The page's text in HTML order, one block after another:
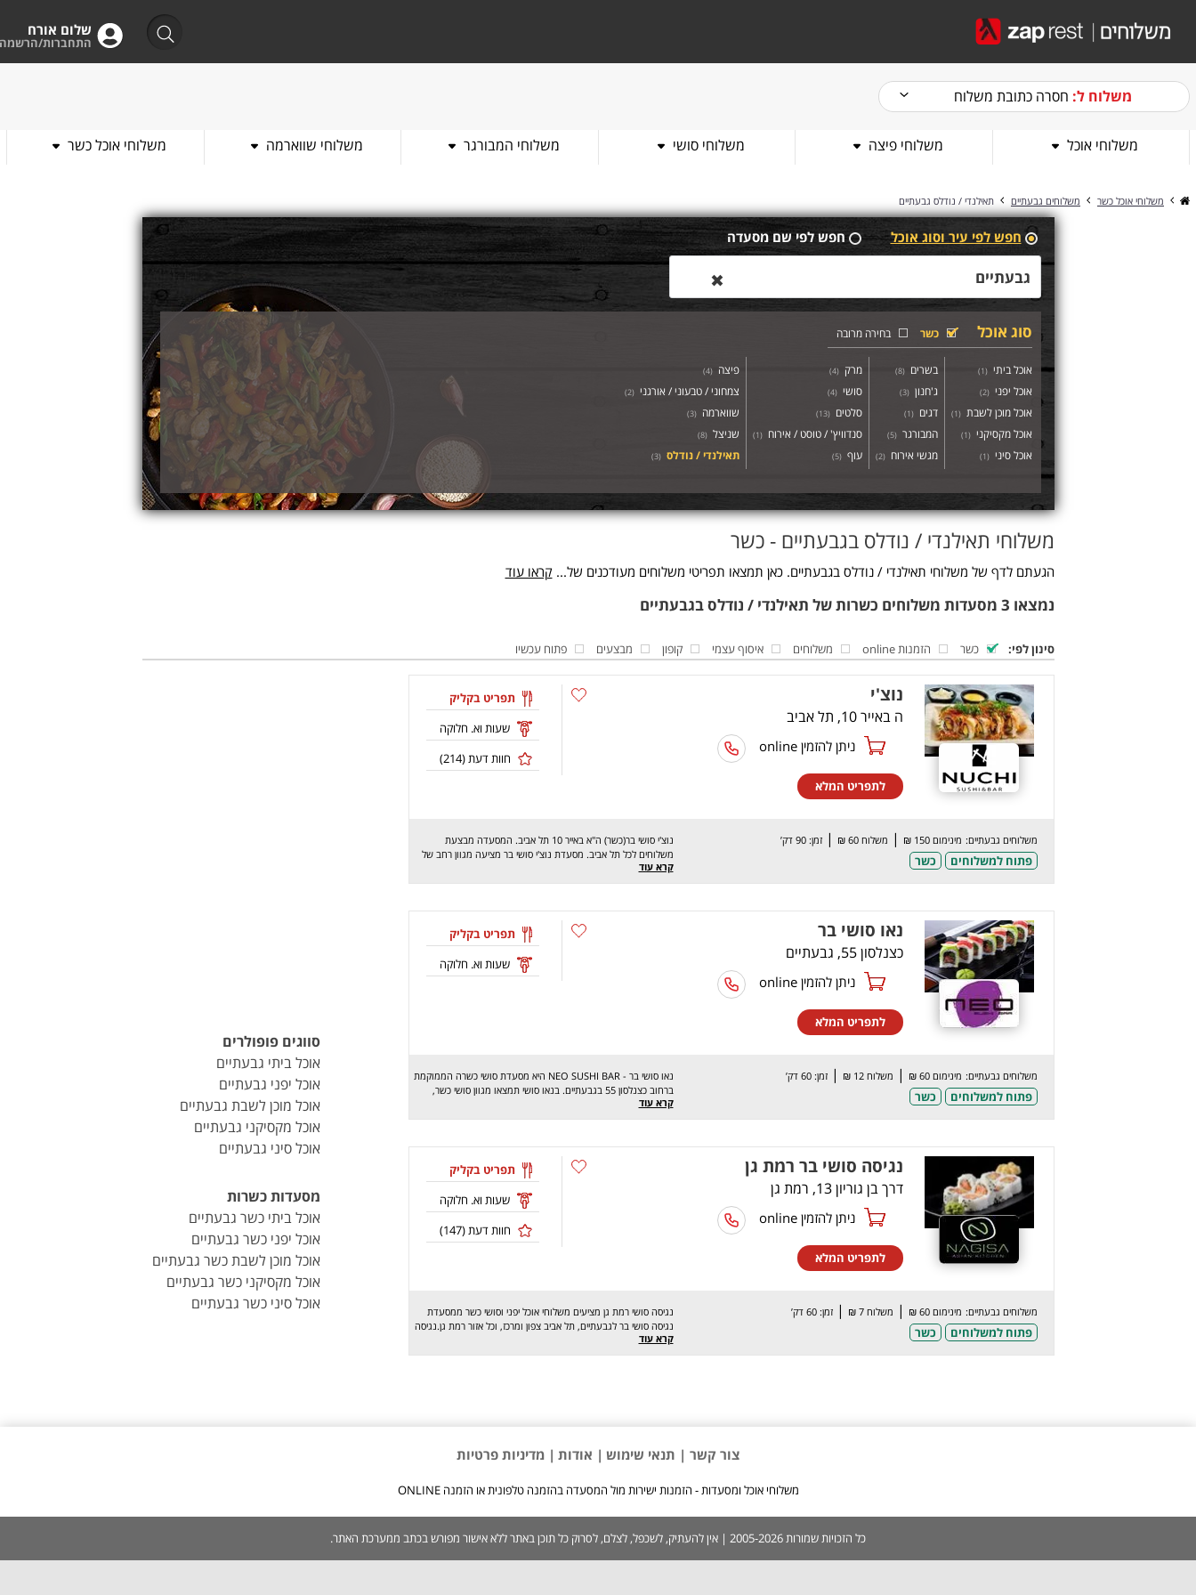
שלום אורח
התחברות/הרשמה
משלוח ל: חסרה כתובת משלוח
משלוחי אוכל משלוחי פיצה משלוחי סושי משלוחי המבורגר משלוחי שווארמה משלוחי אוכל כשר
משלוחי אוכל כשר משלוחים גבעתיים תאילנדי / נודלס גבעתיים
חפש לפי עיר וסוג אוכל חפש לפי שם מסעדה
✖
סוג אוכל כשר בחירה מרובה
אוכל ביתי (
1
)
אוכל יפני (
2
)
אוכל מוכן לשבת (
1
)
אוכל מקסיקני (
1
)
אוכל סיני (
1
)
בשרים (
8
)
ג'חנון (
3
)
דגים (
1
)
המבורגר (
5
)
מגשי אירוח (
2
)
מרק (
4
)
סושי (
4
)
סלטים (
13
)
סנדוויץ' / טוסט / אירוח (
1
)
עוף (
5
)
פיצה (
4
)
צמחוני / טבעוני / אורגני (
2
)
שווארמה (
3
)
שניצל (
8
)
תאילנדי / נודלס (
3
)
משלוחי תאילנדי / נודלס בגבעתיים - כשר
הגעתם לדף של משלוחי תאילנדי / נודלס בגבעתיים. כאן תמצאו תפריטי משלוחים מעודכנים של... קראו עוד
נמצאו 3 מסעדות משלוחים כשרות של תאילנדי / נודלס בגבעתיים
סינון לפי: כשר הזמנות online משלוחים איסוף עצמי קופון מבצעים פתוח עכשיו
נוצ'י
ה באייר 10, תל אביב
ניתן להזמין online
לתפריט המלא
תפריט בקליק
שעות וא. חלוקה
חוות דעת (214
)
משלוחים גבעתיים: מינימום 150 ₪ | משלוח 60 ₪ | זמן: 90 דק’
פתוח למשלוחים כשר
נוצ'י סושי בר(כשר) ה"א באייר 10 תל אביב. המסעדה מבצעת
משלוחים לכל תל אביב. מסעדת נוצ'י סושי בר מציעה מגוון רחב של
מנות טעימות במיוחד: נודלס, פאד תאי, מבחר רב של סושי, סלטים,
מגשי מסיבה ועוד.. מחכים לכם לחוויה מהנה, שיהיה בתאבון!
קרא עוד
נאו סושי בר
כצנלסון 55, גבעתיים
ניתן להזמין online
לתפריט המלא
תפריט בקליק
שעות וא. חלוקה
משלוחים גבעתיים: מינימום 60 ₪ | משלוח 12 ₪ | זמן: 60 דק’
פתוח למשלוחים כשר
נאו סושי בר - NEO SUSHI BAR היא מסעדת סושי כשרה הממוקמת
ברחוב כצנלסון 55 בגבעתיים. בנאו סושי תמצאו מגוון סושי כשר,
המוכן במקום מדגים טריים. בנוסף בנאו סושי בר מבחר מנות נודלס
מוקפץ עם ירקות, עוף, בוטנים. נאו סושי בר מבצעים משלוחים
בצהריים ועד חצות. בימי שישי עד שלוש בצהריים, ובמוצאי שבת עד
קרא עוד
נגיסה סושי בר רמת גן
דרך בן גוריון 13, רמת גן
ניתן להזמין online
לתפריט המלא
תפריט בקליק
שעות וא. חלוקה
חוות דעת (147
)
משלוחים גבעתיים: מינימום 60 ₪ | משלוח 7 ₪ | זמן: 60 דק’
פתוח למשלוחים כשר
נגיסה סושי רמת גן מציעים משלוחי אוכל יפני וסושי כשר ממסעדת
נגיסה סושי בר לגבעתיים, תל אביב צפון ומרכז, וכל אזור רמת גן.נגיסה
סושי רמת גן מציעה מגוון מנות סושי איכותיות ממרכיבים טריים ומנות
המוכנות בעת ההזמנה. לצד מנות הסושי קיימות מנות סלטים, מנות
קרא עוד
סווגים פופולרים
אוכל ביתי גבעתיים
אוכל יפני גבעתיים
אוכל מוכן לשבת גבעתיים
אוכל מקסיקני גבעתיים
אוכל סיני גבעתיים
מסעדות כשרות
אוכל ביתי כשר גבעתיים
אוכל יפני כשר גבעתיים
אוכל מוכן לשבת כשר גבעתיים
אוכל מקסיקני כשר גבעתיים
אוכל סיני כשר גבעתיים
צור קשר | תנאי שימוש | אודות | מדיניות פרטיות
משלוחי אוכל ומסעדות - הזמנות ישירות מול המסעדה בהזמנה טלפונית או הזמנה ONLINE
כל הזכויות שמורות 2005-2026 | אין להעתיק, לשכפל, לצלם, לסרוק כל תוכן באתר ללא אישור מפורש בכתב ממערכת האתר.